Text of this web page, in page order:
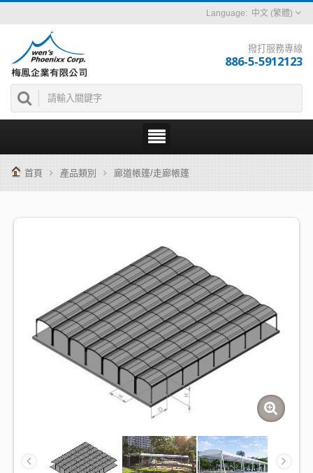
中文 (繁體)
撥打服務專線
886-5-5912123
首頁 產品類別 廊道帳篷/走廊帳篷